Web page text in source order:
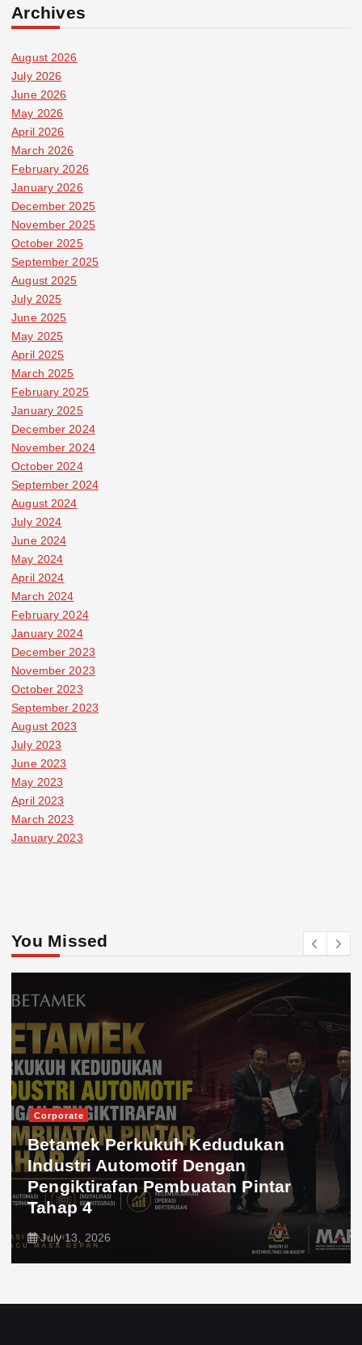
Archives
August 2026
July 2026
June 2026
May 2026
April 2026
March 2026
February 2026
January 2026
December 2025
November 2025
October 2025
September 2025
August 2025
July 2025
June 2025
May 2025
April 2025
March 2025
February 2025
January 2025
December 2024
November 2024
October 2024
September 2024
August 2024
July 2024
June 2024
May 2024
April 2024
March 2024
February 2024
January 2024
December 2023
November 2023
October 2023
September 2023
August 2023
July 2023
June 2023
May 2023
April 2023
March 2023
January 2023
You Missed
Corporate
Betamek Perkukuh Kedudukan
Industri Automotif Dengan
Pengiktirafan Pembuatan Pintar
Tahap 4
July 13, 2026